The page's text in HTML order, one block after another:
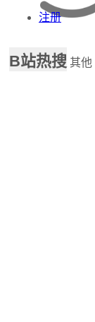
注册
B站热搜 其他